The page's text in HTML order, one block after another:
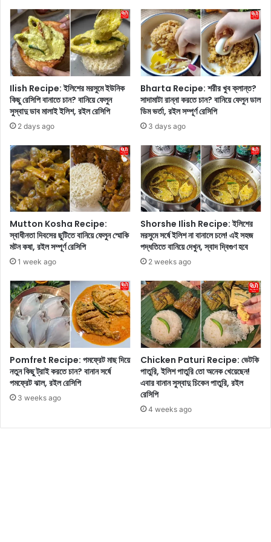
টে
গে
ল
চা
ঞ্চ
ল্য
ক
র
ঘ
ট
,
সৌ
ন্দ
র্যে
র
রি
ব
র্তে
ড়ে
গে
ল
মু
খে
র
চা
ম
ড়া
e
:
এ
ই
বৃ
র
স
ন্ধ্যা
য়
মু
চ
মু
চে
খা
বা
র
খে
তে
ই
ক
র
ছে
?
ত
বে
বা
ড়ি
তে
ই
Ilish Recipe: ইলিশের মরসুমে ইউনিক
কিছু রেসিপি বানাতে চান? বানিয়ে ফেলুন
সুস্বাদু ডাব মালাই ইলিশ, রইল রেসিপি
2 days ago
Bharta Recipe: শরীর খুব ক্লান্ত?
সাদামাটা রান্না করতে চান? বানিয়ে ফেলুন ডাল
ডিম ভর্তা, রইল সম্পূর্ণ রেসিপি
3 days ago
Mutton Kosha Recipe:
স্বাধীনতা দিবসের ছুটিতে বানিয়ে ফেলুন স্মোকি
মটন কষা, রইল সম্পূর্ণ রেসিপি
1 week ago
Shorshe Ilish Recipe: ইলিশের
মরসুমে সর্ষে ইলিশ না বানালে চলে! এই সহজ
পদ্ধতিতে বানিয়ে দেখুন, স্বাদ দ্বিগুণ হবে
2 weeks ago
Pomfret Recipe: পমফ্রেট মাছ দিয়ে
নতুন কিছু ট্রাই করতে চান? বানান সর্ষে
পমফ্রেট ঝাল, রইল রেসিপি
3 weeks ago
Chicken Paturi Recipe: ভেটকি
পাতুরি, ইলিশ পাতুরি তো অনেক খেয়েছেন!
এবার বানান সুস্বাদু চিকেন পাতুরি, রইল
রেসিপি
4 weeks ago